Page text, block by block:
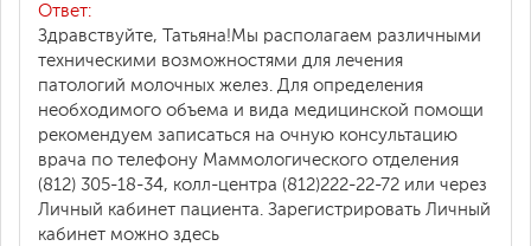
Ответ:
Здравствуйте, Татьяна!Мы располагаем различными
техническими возможностями для лечения
патологий молочных желез. Для определения
необходимого объема и вида медицинской помощи
рекомендуем записаться на очную консультацию
врача по телефону Маммологического отделения
(812) 305-18-34, колл-центра (812)222-22-72 или через
Личный кабинет пациента. Зарегистрировать Личный
кабинет можно здесь